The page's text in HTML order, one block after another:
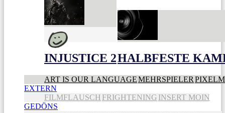
INJUSTICE 2HALBFESTE
ART IS OUR LANGUAGEMEHRSPIELER
EXTERN
FILMFLAUSCH FRIGHTENING INSERT MOIN
GEDÖNS